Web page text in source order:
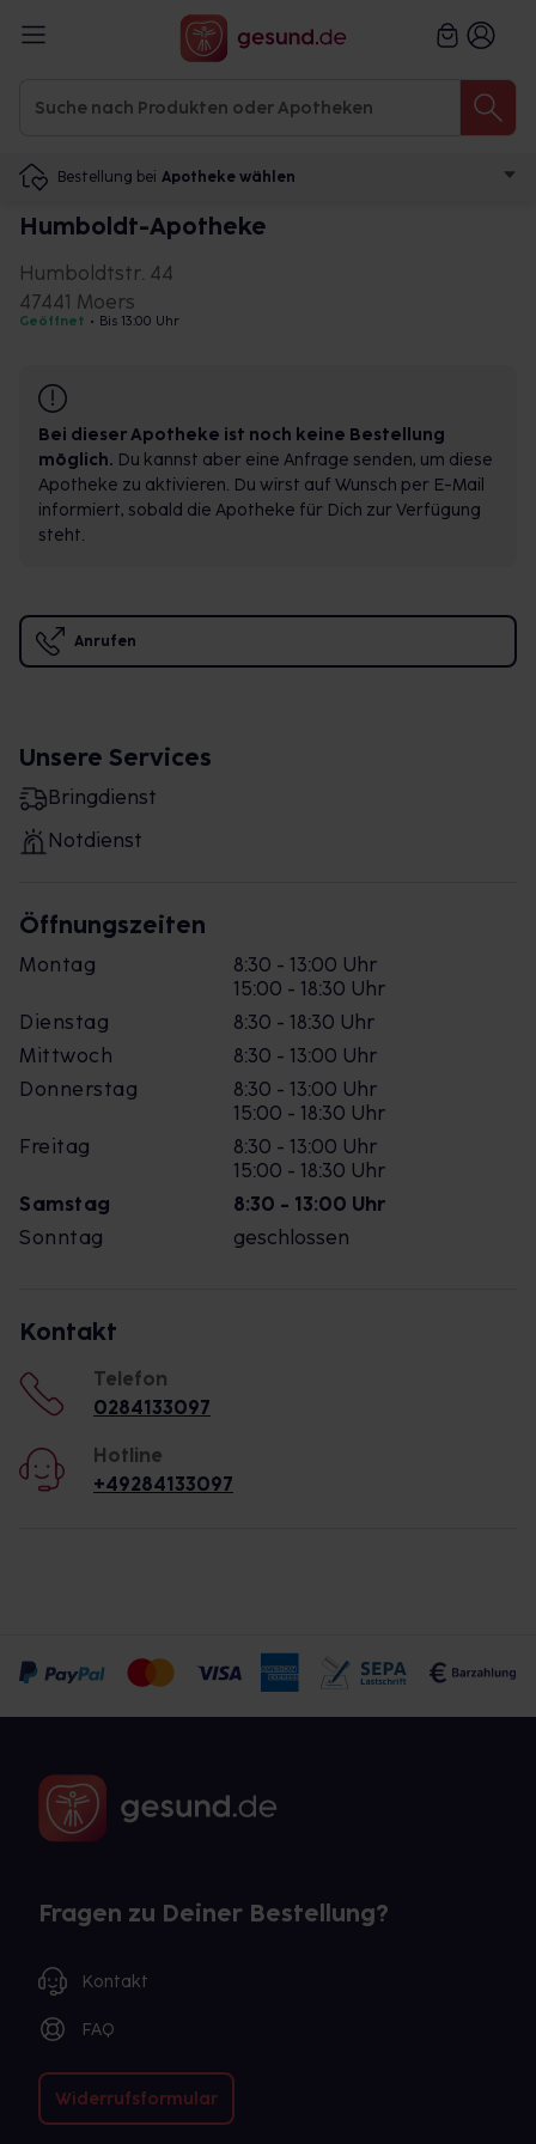
Bestellung bei Apotheke wählen
Humboldt-Apotheke
Humboldtstr. 44
47441 Moers
Geöffnet • Bis 13:00 Uhr
Bei dieser Apotheke ist noch keine Bestellung
möglich. Du kannst aber eine Anfrage senden, um diese
Apotheke zu aktivieren. Du wirst auf Wunsch per E-Mail
informiert, sobald die Apotheke für Dich zur Verfügung
steht.
Anrufen
Unsere Services
Bringdienst
Notdienst
Öffnungszeiten
Montag
8:30 - 13:00 Uhr
15:00 - 18:30 Uhr
Dienstag
8:30 - 18:30 Uhr
Mittwoch
8:30 - 13:00 Uhr
Donnerstag
8:30 - 13:00 Uhr
15:00 - 18:30 Uhr
Freitag
8:30 - 13:00 Uhr
15:00 - 18:30 Uhr
Samstag
8:30 - 13:00 Uhr
Sonntag
geschlossen
Kontakt
Telefon
0284133097
Hotline
+49284133097
Fragen zu Deiner Bestellung?
Kontakt
FAQ
Widerrufsformular